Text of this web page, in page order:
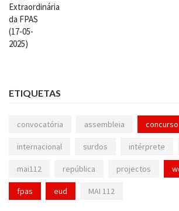
ETIQUETAS
convocatória assembleia concurso
internacional surdos intérprete
mai112 república projectos
fpas eud MAI 112